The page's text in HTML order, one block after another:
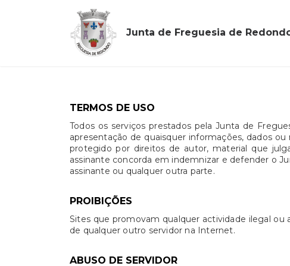
Junta de Freguesia de
TERMOS DE USO
Todos os serviços prestados pela Junta de
apresentação de quaisquer informações, dados
protegido por direitos de autor, material que
assinante concorda em indemnizar e defender o
assinante ou qualquer outra parte.
PROIBIÇÕES
Sites que promovam qualquer actividade ilegal ou
de qualquer outro servidor na Internet.
ABUSO DE SERVIDOR